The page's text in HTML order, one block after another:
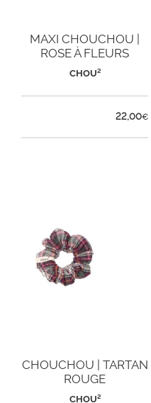
MAXI CHOUCHOU |
ROSE À FLEURS
CHOU²
22,00€
CHOUCHOU | TARTAN
ROUGE
CHOU²